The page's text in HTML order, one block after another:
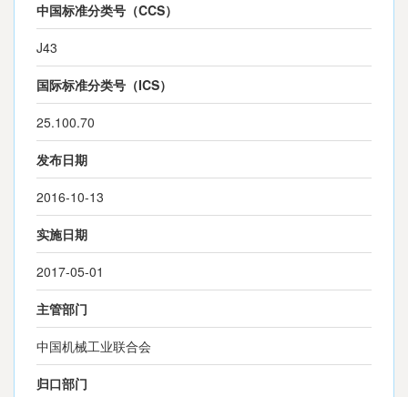
中国标准分类号（CCS）
J43
国际标准分类号（ICS）
25.100.70
发布日期
2016-10-13
实施日期
2017-05-01
主管部门
中国机械工业联合会
归口部门